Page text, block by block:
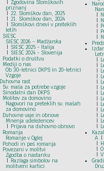
Zgodovina Slomškovih
priznanj
22. Slomškov dan, 2025
21. Slomškov dan, 2024
Slomškovi dnevi v preteklih
letih
SIESC
SIESC 2026 - Madžarska
SIESC 2025 - Italija
SIESC 2024 - Slovenija
Podatki o društvu
Mediji o nas
Ob 30-letnici DKPS in 20-letnici
Vzgoje
Duhovna rast
Sv. maša za potrebe vzgoje
Sinodalni dan DKPS
Molitev za domovino
Nagovori na preteklih sv. mašah
za domovino
Duhovne vaje in obnove
Mnenja udeležencev
Prijava na duhovno obnovo
Romanja
Romanje v Oglej
Pohodi in peš romanja
Povezani v molitvi
Zgodba o nastanku
Razlaga simbolov na
molitveni kartici
A
H
O
V